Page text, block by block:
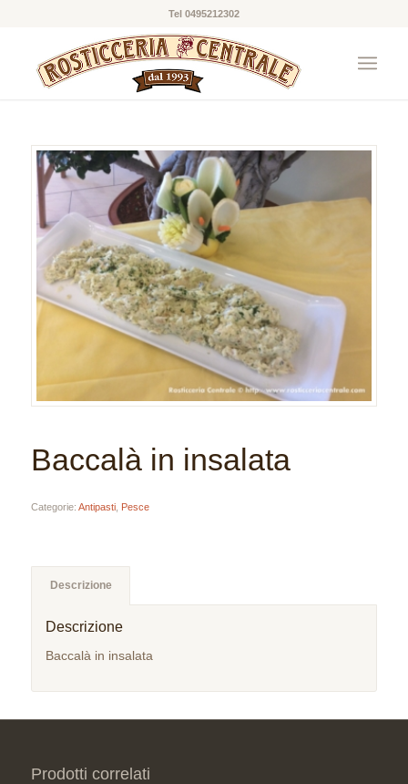
Tel 0495212302
Baccalà in insalata
Categorie: Antipasti, Pesce
Descrizione
Descrizione
Baccalà in insalata
Prodotti correlati